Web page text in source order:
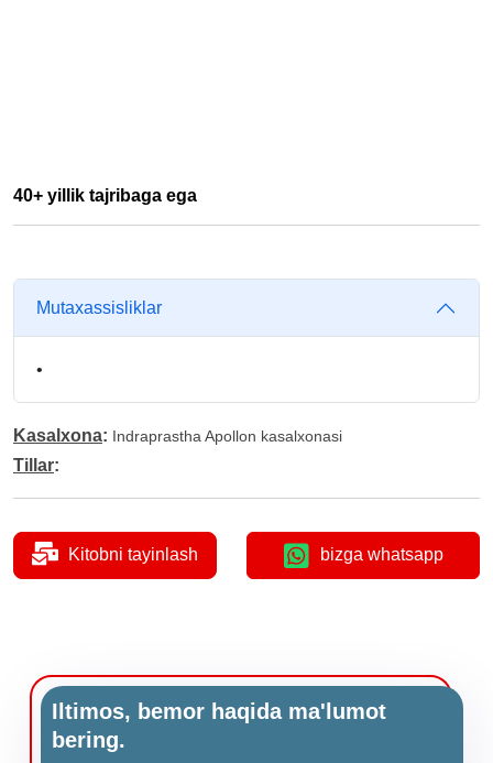
40+ yillik tajribaga ega
Mutaxassisliklar
•
Kasalxona: Indraprastha Apollon kasalxonasi
Tillar:
Kitobni tayinlash bizga whatsapp
Iltimos, bemor haqida ma'lumot
bering.